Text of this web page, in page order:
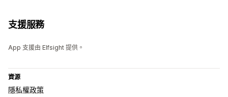
支援服務
App 支援由 Elfsight 提供。
資源
隱私權政策